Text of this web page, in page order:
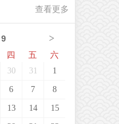
查看更多
>
9
四 五 六
30 31 1
6 7 8
13 14 15